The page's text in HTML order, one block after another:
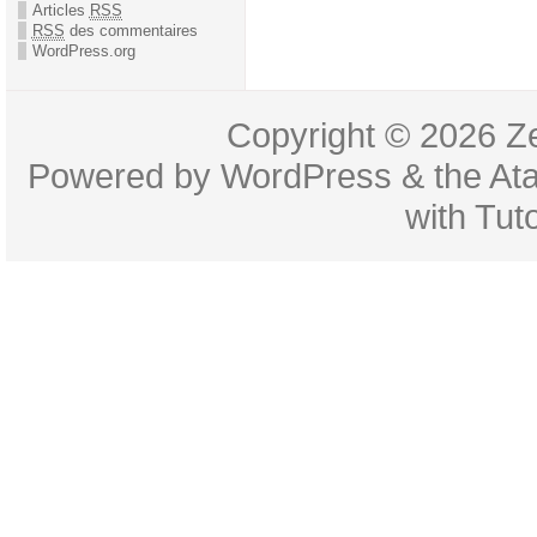
Articles RSS
RSS des commentaires
WordPress.org
Copyright © 2026
Powered byWordPress & the
with